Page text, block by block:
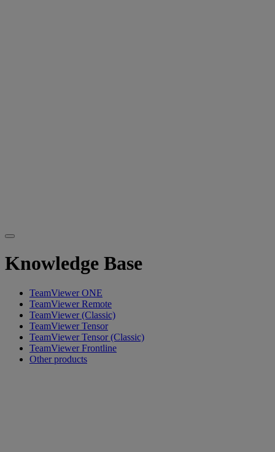
Knowledge Base
TeamViewer ONE
TeamViewer Remote
TeamViewer (Classic)
TeamViewer Tensor
TeamViewer Tensor (Classic)
TeamViewer Frontline
Other products